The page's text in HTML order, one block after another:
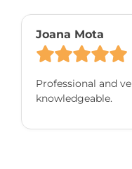
Joana Mota
Professional and
knowledgeable.